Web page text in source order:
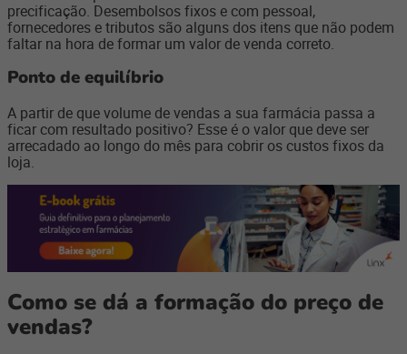
precificação. Desembolsos fixos e com pessoal,
fornecedores e tributos são alguns dos itens que não podem
faltar na hora de formar um valor de venda correto.
Ponto de equilíbrio
A partir de que volume de vendas a sua farmácia passa a
ficar com resultado positivo? Esse é o valor que deve ser
arrecadado ao longo do mês para cobrir os custos fixos da
loja.
Como se dá a formação do preço de
vendas?